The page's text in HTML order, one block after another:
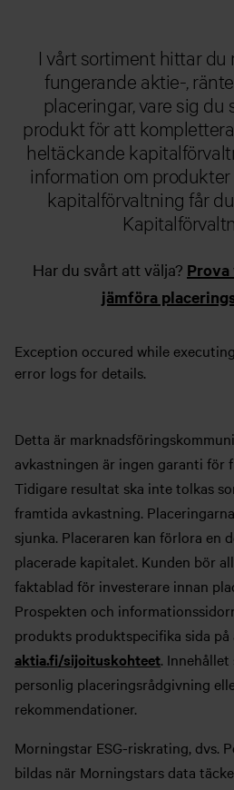
I vårt sortiment hittar du
fungerande aktie-,
placeringar, vare sig du
produkt för att
heltäckande
information om
kapitalförvaltning får
Har du svårt att välja?
jämföra
Exception occured while
error logs for details.
Detta är
avkastningen är ingen garanti för
Tidigare resultat ska inte tolkas
framtida avkastning.
sjunka. Placeraren kan förlora en
placerade kapitalet. Kunden bör
faktablad för investerare innan
Prospekten och
produkts produktspecifika sida på
aktia.fi/sijoituskohteet. Innehållet
personlig placeringsrådgivning
rekommendationer.
Morningstar ESG-riskrating, dvs.
bildas när Morningstars data